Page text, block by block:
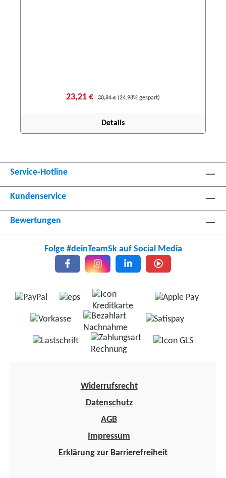
23,21 € 30,94 € (24.98% gespart)
Details
Service-Hotline
Kundenservice
Bewertungen
Folge #deinTeamSk auf Social Media
Widerrufsrecht
Datenschutz
AGB
Impressum
Erklärung zur Barrierefreiheit